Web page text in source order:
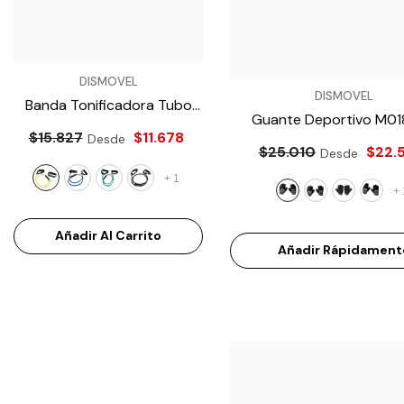
DISMOVEL
Banda Tonificadora Tubo
Látex MET100
- Amarillo
$15.827 Desde $11.678
+ 1
Añadir Al Carrito
Balón De Baloncesto Molten
B7F1601- Verde
Añadir Al Carrito
DISMOVEL
Guante Deportivo
- MORADO
$25.010 Desde
+
Añadir